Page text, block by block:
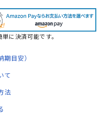
に決済可能です。
目安）
て
法